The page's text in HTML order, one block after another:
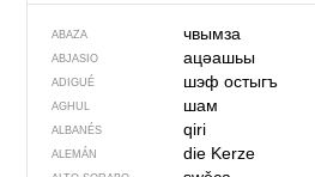
ABAZA чвымза
ABJASIO ацәашьы
ADIGUÉ шэф остыгъ
AGHUL шам
ALBANÉS qiri
ALEMÁN die Kerze